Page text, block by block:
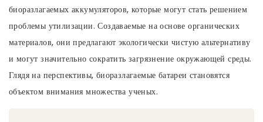
биоразлагаемых аккумуляторов, которые могут стать решением
проблемы утилизации. Создаваемые на основе органических
материалов, они предлагают экологически чистую альтернативу
и могут значительно сократить загрязнение окружающей среды.
Глядя на перспективы, биоразлагаемые батареи становятся
объектом внимания множества ученых.